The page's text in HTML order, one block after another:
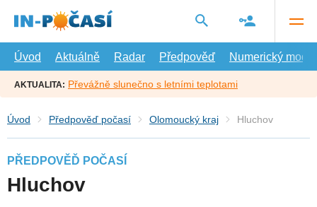
hlavní
Úvod
Aktuálně Radar Předpověď Numerický model
AKTUALITA: Převážně slunečno s letními teplotami
Úvod Předpověď počasí Olomoucký kraj Hluchov
PŘEDPOVĚĎ POČASÍ
Hluchov